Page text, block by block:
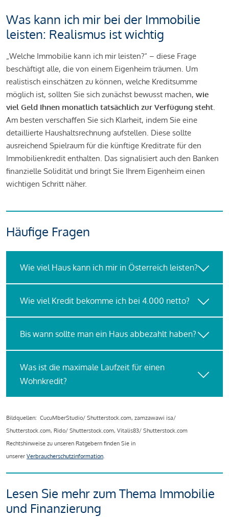
Was kann ich mir bei der Immobilie
leisten: Realismus ist wichtig
„Welche Immobilie kann ich mir leisten?“ – diese Frage
beschäftigt alle, die von einem Eigenheim träumen. Um
realistisch einschätzen zu können, welche Kreditsumme
möglich ist, sollten Sie sich zunächst bewusst machen, wie
viel Geld Ihnen monatlich tatsächlich zur Verfügung steht.
Am besten verschaffen Sie sich Klarheit, indem Sie eine
detaillierte Haushaltsrechnung aufstellen. Diese sollte
ausreichend Spielraum für die künftige Kreditrate für den
Immobilienkredit enthalten. Das signalisiert auch den Banken
finanzielle Solidität und bringt Sie Ihrem Eigenheim einen
wichtigen Schritt näher.
Häufige Fragen
Wie viel Haus kann ich mir in Österreich leisten?
Wie viel Kredit bekomme ich bei 4.000 netto?
Bis wann sollte man ein Haus abbezahlt haben?
Was ist die maximale Laufzeit für einen
Wohnkredit?
Bildquellen: CucuMberStudio/ Shutterstock.com, zamzawawi isa/
Shutterstock.com, Rido/ Shutterstock.com, Vitalis83/ Shutterstock.com
Rechtshinweise zu unseren Ratgebern finden Sie in
unserer Verbraucherschutzinformation.
Lesen Sie mehr zum Thema Immobilie
und Finanzierung